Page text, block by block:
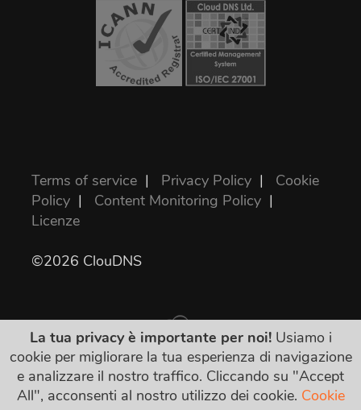
Terms of service | Privacy Policy | Cookie
Policy | Content Monitoring Policy |
Licenze
©2026 ClouDNS
Tutti i prezzi sono finali e includono le tasse.
La tua privacy è importante per noi!Usiamo i
cookie per migliorare la tua esperienza di navigazione
e analizzare il nostro traffico. Cliccando su "Accept
All", acconsenti al nostro utilizzo dei cookie. Cookie